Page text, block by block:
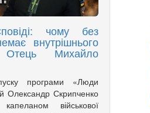
чому без
внутрішнього
Михайло
програми «Люди
Олександр Скрипченко
військової